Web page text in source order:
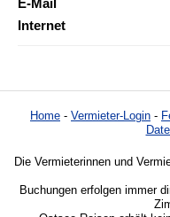
E-Mail
Internet
Home - Vermieter-Login -
Die Vermieterinnen und
Buchungen erfolgen immer